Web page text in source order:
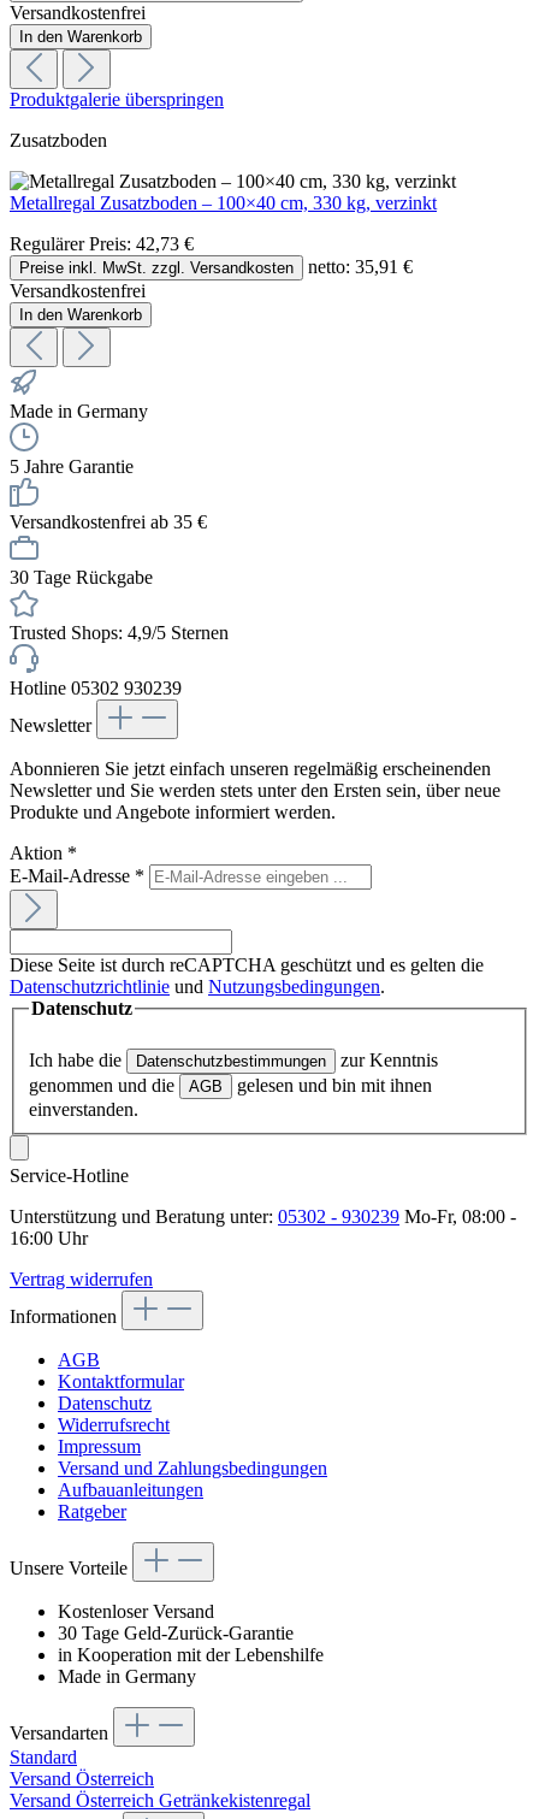
Versandkostenfrei
In den Warenkorb
Produktgalerie überspringen
Zusatzboden
Metallregal Zusatzboden – 100×40 cm, 330 kg, verzinkt
Regulärer Preis: 42,73 €
Preise inkl. MwSt. zzgl. Versandkosten
netto: 35,91 €
Versandkostenfrei
In den Warenkorb
Made in Germany
5 Jahre Garantie
Versandkostenfrei ab 35 €
30 Tage Rückgabe
Trusted Shops: 4,9/5 Sternen
Hotline 05302 930239
Newsletter
Abonnieren Sie jetzt einfach unseren regelmäßig erscheinenden
Newsletter und Sie werden stets unter den Ersten sein, über neue
Produkte und Angebote informiert werden.
Aktion *
E-Mail-Adresse *
Diese Seite ist durch reCAPTCHA geschützt und es gelten die
Datenschutzrichtlinie und Nutzungsbedingungen.
Datenschutz
Ich habe die Datenschutzbestimmungen
zur Kenntnis
genommen und die
AGB
gelesen und bin mit ihnen
einverstanden.
Service-Hotline
Unterstützung und Beratung unter: 05302 - 930239 Mo-Fr, 08:00 -
16:00 Uhr
Vertrag widerrufen
Informationen
AGB
Kontaktformular
Datenschutz
Widerrufsrecht
Impressum
Versand und Zahlungsbedingungen
Aufbauanleitungen
Ratgeber
Unsere Vorteile
Kostenloser Versand
30 Tage Geld-Zurück-Garantie
in Kooperation mit der Lebenshilfe
Made in Germany
Versandarten
Standard
Versand Österreich
Versand Österreich Getränkekistenregal